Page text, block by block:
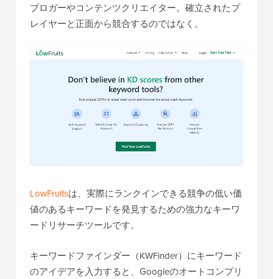
ブロガーやコンテンツクリエイター。確立されたプ
レイヤーと正面から競合するのではなく。
LowFruitsは、実際にランクインできる競争の低い価
値のあるキーワードを発見するための強力なキーワ
ードリサーチツールです。
キーワードファインダー（KWFinder）にキーワード
のアイデアを入力すると、Googleのオートコンプリ